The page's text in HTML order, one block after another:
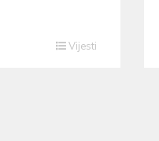
Vijesti